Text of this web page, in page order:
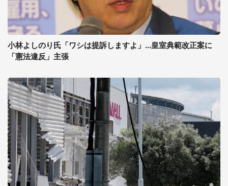
小林よしのり氏「ワシは提訴しますよ」...皇室典範改正案に
「憲法違反」主張